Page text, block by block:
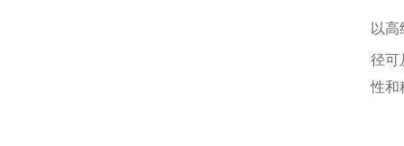
以高
径可
性和